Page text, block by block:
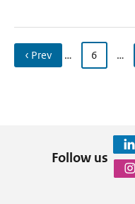
‹ Prev … 6 …
Follow us